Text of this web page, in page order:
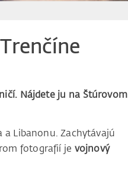
Nájdete ju na Štúrovom
a Libanonu. Zachytávajú
fotografií je vojnový